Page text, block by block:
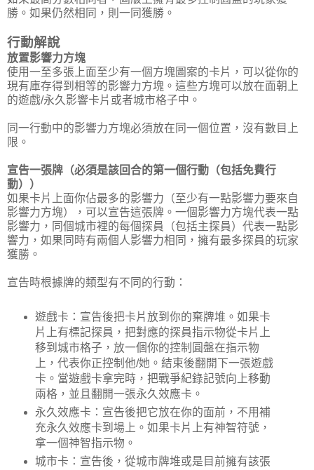
勝。如果仍然相同，則一同獲勝。
行動解說
放置影響力方塊
使用一至多張上面至少有一個方塊圖案的卡片，可以從你的
現有庫存得到相等的影響力方塊。這些方塊可以放在面朝上
的遊戲/永久影響卡片或者城市格子中。
同一行動中的影響力方塊必須放在同一個位置，沒有數目上
限。
宣告一張牌（必須是該回合的第一個行動（包括免費行
動））
如果卡片上面你佔最多的影響力（至少有一點影響力要來自
影響力方塊），可以宣告這張牌。一個影響力方塊代表一點
影響力，同個城市裡的每個探員（包括主探員）代表一點影
響力，如果同時有兩個人影響力相同，擁有最多探員的玩家
獲勝。
宣告時根據牌的類型有不同的行動：
遊戲卡：宣告後把卡片放到你的棄牌堆。如果卡
片上有標記探員，把對應的探員指示物從卡片上
移到城市格子，放一個你的控制圓盤在指示物
上，代表你正控制他/她。結束後翻開下一張遊戲
卡。當遊戲卡拿完時，把戰爭紀錄記號向上移動
兩格，並且翻開一張永久效應卡。
永久效應卡：宣告後把它放在你的面前，不用補
充永久效應卡到場上。如果卡片上有神智符號，
拿一個神智指示物。
城市卡：宣告後，從城市牌堆或是目前擁有該張